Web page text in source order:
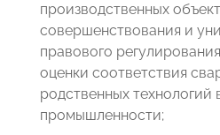
производственных
совершенствования и
правового
оценки соответствия
родственных технологий
промышленности;